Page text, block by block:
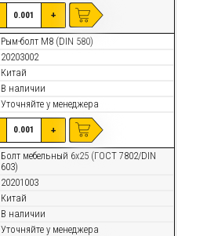
+
Рым-болт М8 (DIN 580)
20203002
Китай
В наличии
Уточняйте у менеджера
+
Болт мебельный 6х25 (ГОСТ 7802/DIN
603)
20201003
Китай
В наличии
Уточняйте у менеджера